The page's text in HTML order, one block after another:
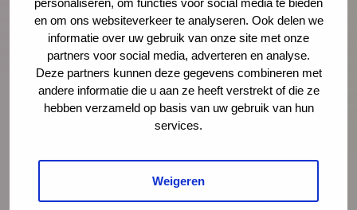
personaliseren, om functies voor social media te bieden
en om ons websiteverkeer te analyseren. Ook delen we
informatie over uw gebruik van onze site met onze
partners voor social media, adverteren en analyse.
Deze partners kunnen deze gegevens combineren met
andere informatie die u aan ze heeft verstrekt of die ze
hebben verzameld op basis van uw gebruik van hun
services.
Weigeren
Nieuws 21 juli 2026
Vernieuwing JGZ-richtlijnen 2023–
Na de publicatie van de herziene JGZ-